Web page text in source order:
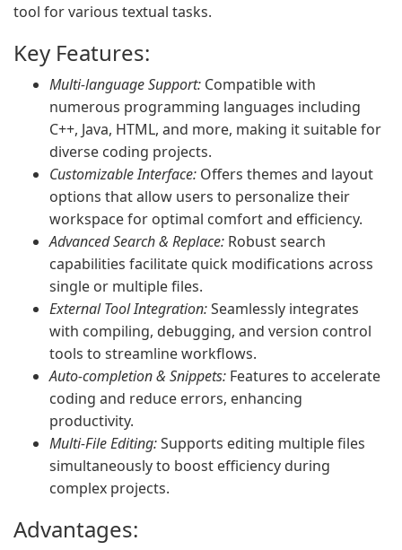
tool for various textual tasks.
Key Features:
Multi-language Support: Compatible with
numerous programming languages including
C++, Java, HTML, and more, making it suitable for
diverse coding projects.
Customizable Interface: Offers themes and layout
options that allow users to personalize their
workspace for optimal comfort and efficiency.
Advanced Search & Replace: Robust search
capabilities facilitate quick modifications across
single or multiple files.
External Tool Integration:Seamlessly integrates
with compiling, debugging, and version control
tools to streamline workflows.
Auto-completion & Snippets: Features to accelerate
coding and reduce errors, enhancing
productivity.
Multi-File Editing:Supports editing multiple files
simultaneously to boost efficiency during
complex projects.
Advantages: